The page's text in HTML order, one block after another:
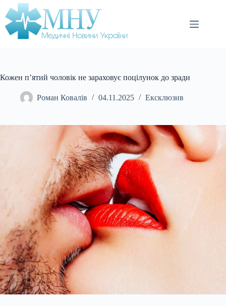
Перейти
до
вмісту
Кожен п’ятий чоловік не зараховує поцілунок до зради
Роман Ковалів 04.11.2025 Ексклюзив